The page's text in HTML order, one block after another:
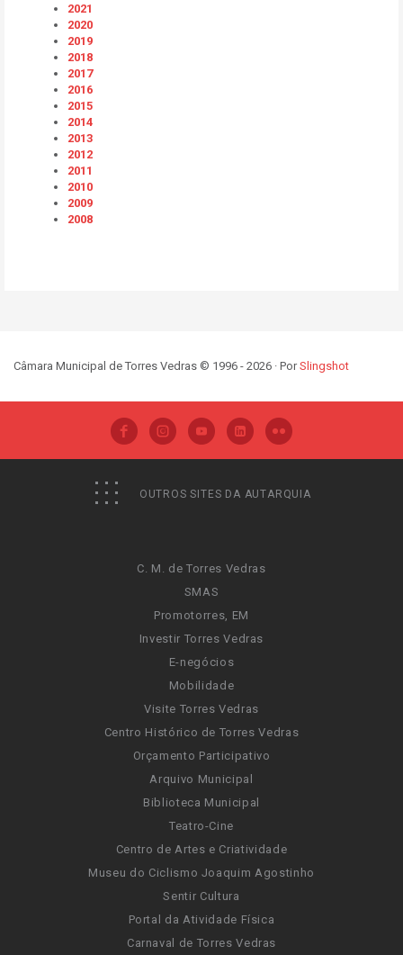
2021
2020
2019
2018
2017
2016
2015
2014
2013
2012
2011
2010
2009
2008
Câmara Municipal de Torres Vedras © 1996 - 2026 · PorSlingshot
OUTROS SITES DA AUTARQUIA
C. M. de Torres Vedras
SMAS
Promotorres, EM
Investir Torres Vedras
E-negócios
Mobilidade
Visite Torres Vedras
Centro Histórico de Torres Vedras
Orçamento Participativo
Arquivo Municipal
Biblioteca Municipal
Teatro-Cine
Centro de Artes e Criatividade
Museu do Ciclismo Joaquim Agostinho
Sentir Cultura
Portal da Atividade Física
Carnaval de Torres Vedras